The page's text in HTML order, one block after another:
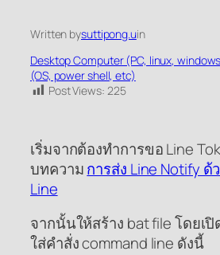
Written bysuttipong.uin
Desktop Computer (PC, linux,
(OS, power shell, etc)
Post Views: 225
เริ่มจากต้องทำการขอ Line
บทความการส่ง Line Notify ด้
Line
จากนั้นให้สร้าง bat file โดยเ
ใส่คำสั่ง command line ดังนี้